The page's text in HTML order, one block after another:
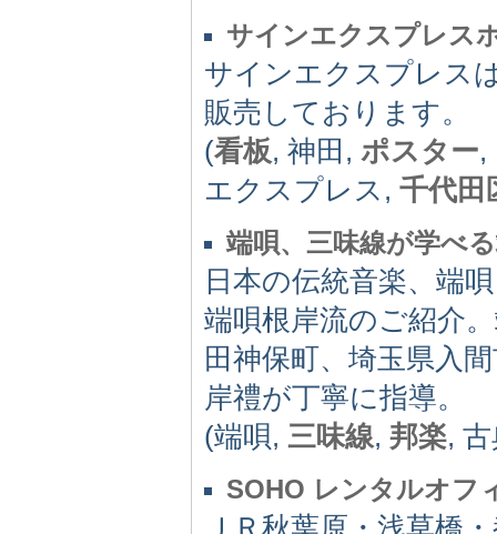
サインエクスプレス
サインエクスプレス
販売しております。
(看板, 神田, ポスター,
エクスプレス, 千代田
端唄、三味線が学べ
日本の伝統音楽、端
端唄根岸流のご紹介
田神保町、埼玉県入
岸禮が丁寧に指導。
(端唄, 三味線, 邦楽,
SOHO レンタルオフ
ＪＲ秋葉原・浅草橋